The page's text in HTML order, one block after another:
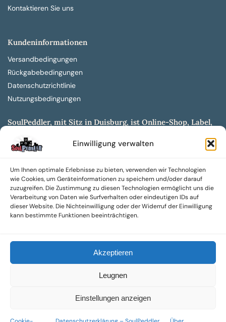
Einwilligung verwalten
Um Ihnen optimale Erlebnisse zu bieten, verwenden wir Technologien
wie Cookies, um Geräteinformationen zu speichern und/oder darauf
zuzugreifen. Die Zustimmung zu diesen Technologien ermöglicht uns die
Verarbeitung von Daten wie Surfverhalten oder eindeutigen IDs auf
dieser Website. Die Nichteinwilligung oder der Widerruf der Einwilligung
kann bestimmte Funktionen beeinträchtigen.
Akzeptieren
Leugnen
Einstellungen anzeigen
Kontaktieren Sie uns
Kundeninformationen
Versandbedingungen
Rückgabebedingungen
Datenschutzrichtlinie
Nutzungsbedingungen
SoulPeddler, mit Sitz in Duisburg, ist Online-Shop, Label,
entwickelt aus dem SoulPeddler Vinyl-Presswerk und
unserer Online-Gig-Plattform.
Wir bieten eine breite Auswahl an sowohl hochgradig
sammelwürdigen als auch Mainstream-Titeln und -Formaten auf
Vinyl, CD und weiteren Medien.
Sowohl neue als auch gebrauchte, nach Zustand bewertete
Wir setzen uns leidenschaftlich für unabhängige Künstler und
Labels ein und bieten hochwertige, maßgeschneiderte Lösungen
aus über 30 Jahren Erfahrung in der Musikindustrie.
SoulPeddler Mailorder, Records & Vinyl Production – DUBOX –
Nettirock – Nice Guy Records – MOVA Museum of Vinyl Arts